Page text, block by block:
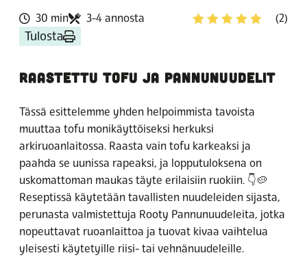
30 min 3-4 annosta
Tulosta
(2)
RAASTETTU TOFU JA PANNUNUUDELIT
Tässä esittelemme yhden helpoimmista tavoista
muuttaa tofu monikäyttöiseksi herkuksi
arkiruoanlaitossa. Raasta vain tofu karkeaksi ja
paahda se uunissa rapeaksi, ja lopputuloksena on
uskomattoman maukas täyte erilaisiin ruokiin. 👇🥔
Reseptissä käytetään tavallisten nuudeleiden sijasta,
perunasta valmistettuja Rooty Pannunuudeleita, jotka
nopeuttavat ruoanlaittoa ja tuovat kivaa vaihtelua
yleisesti käytetyille riisi- tai vehnänuudeleille.